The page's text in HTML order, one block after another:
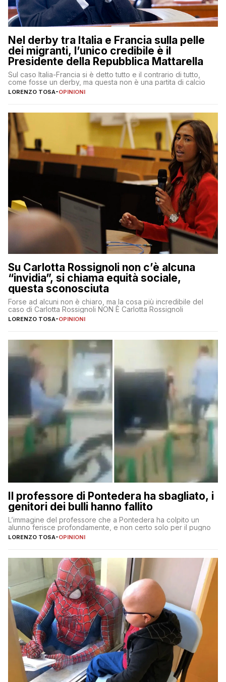
Nel derby tra Italia e Francia sulla pelle
dei migranti, l’unico credibile è il
Presidente della Repubblica Mattarella
Sul caso Italia-Francia si è detto tutto e il contrario di tutto,
come fosse un derby, ma questa non è una partita di calcio
LORENZO TOSA-OPINIONI
Su Carlotta Rossignoli non c’è alcuna
“invidia”, si chiama equità sociale,
questa sconosciuta
Forse ad alcuni non è chiaro, ma la cosa più incredibile del
caso di Carlotta Rossignoli NON È Carlotta Rossignoli
LORENZO TOSA-OPINIONI
Il professore di Pontedera ha sbagliato, i
genitori dei bulli hanno fallito
L’immagine del professore che a Pontedera ha colpito un
alunno ferisce profondamente, e non certo solo per il pugno
LORENZO TOSA-OPINIONI